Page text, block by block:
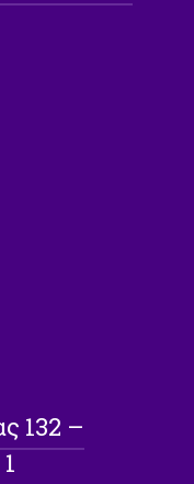
132 –